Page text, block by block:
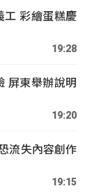
工 彩繪蛋糕慶
19:28
屏東舉辦說明
19:20
流失內容創作
19:15